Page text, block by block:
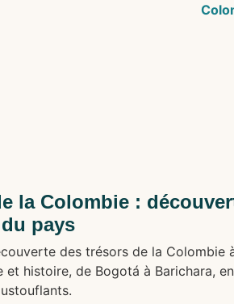
la Colombie :
pays
des trésors de la Colombie
et histoire, de Bogotá à Barichara,